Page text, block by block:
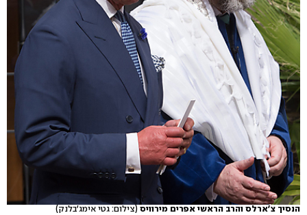
הנסיך צ'ארלס והרב הראשי אפרים מירוויס (צילום: גטי אימג'בלנק)